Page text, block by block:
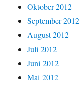
Oktober 2012
September 2012
August 2012
Juli 2012
Juni 2012
Mai 2012